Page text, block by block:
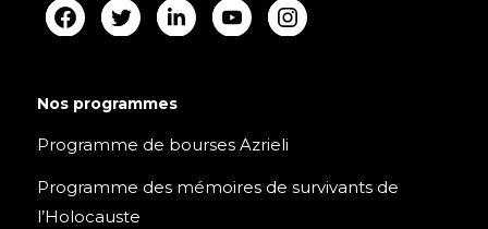
Nos programmes
Programme de bourses Azrieli
Programme des mémoires de survivants de
l’Holocauste